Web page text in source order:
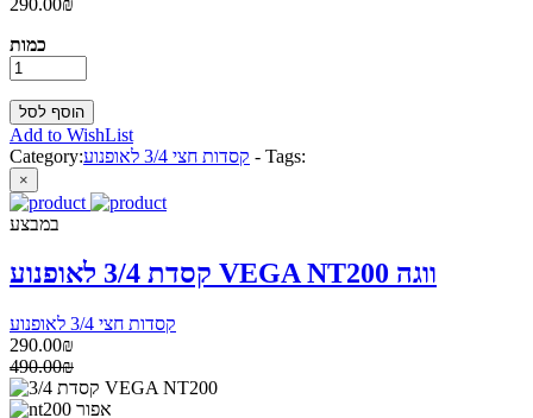
כמות
Add to WishList
Category:
קסדות חצי 3/4 לאופנוע - Tags:
×
במבצע
קסדת 3/4 לאופנוע VEGA NT200 ווגה
קסדות חצי 3/4 לאופנוע
290.00₪
490.00₪